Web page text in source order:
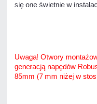
się one świetnie w
Uwaga! Otwory
generacją napędów
85mm (7 mm niżej w